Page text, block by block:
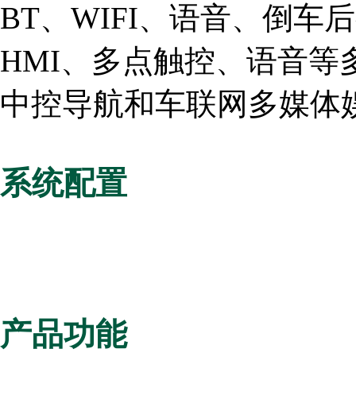
BT、WIFI、语音、倒车
HMI、多点触控、语音等
中控导航和车联网多媒体
系统配置
产品功能